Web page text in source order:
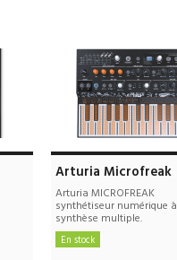
Arturia Microfreak
Arturia MICROFREAK
synthétiseur numérique à
synthèse multiple.
En stock